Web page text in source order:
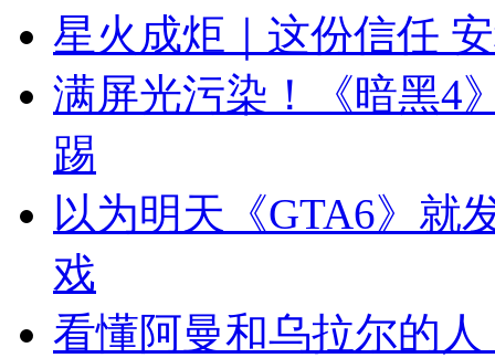
星火成炬｜这份信任
满屏光污染！《暗黑4
踢
以为明天《GTA6》就
戏
看懂阿曼和乌拉尔的